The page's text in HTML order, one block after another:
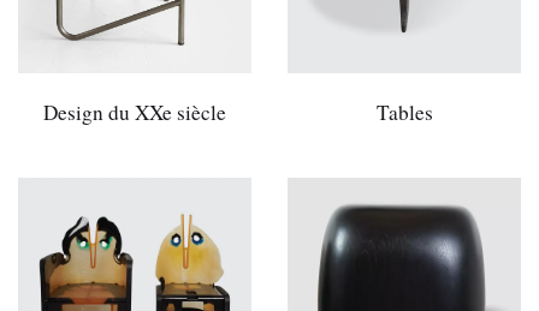
Design du XXe siècle Tables